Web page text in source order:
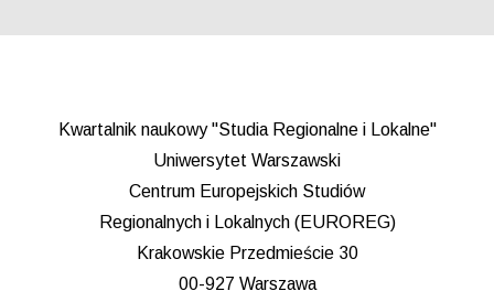
Kwartalnik naukowy "Studia Regionalne i Lokalne"
Uniwersytet Warszawski
Centrum Europejskich Studiów
Regionalnych i Lokalnych (EUROREG)
Krakowskie Przedmieście 30
00-927 Warszawa